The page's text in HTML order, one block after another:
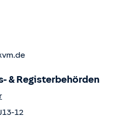
& Registerbehörden
12